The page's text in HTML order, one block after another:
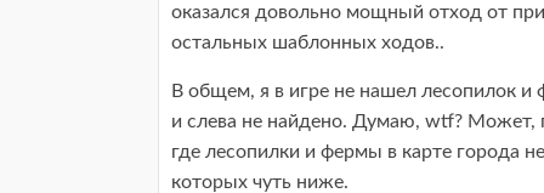
оказался довольно мощный отход от
остальных шаблонных ходов..
В общем, я в игре не нашел лесопилок и
и слева не найдено. Думаю, wtf? Может,
где лесопилки и фермы в карте города
которых чуть ниже.